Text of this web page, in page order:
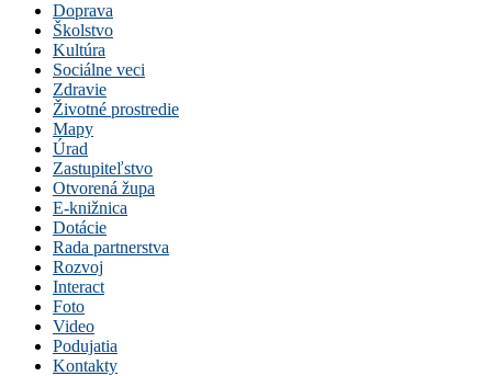
Doprava
Školstvo
Kultúra
Sociálne veci
Zdravie
Životné prostredie
Mapy
Úrad
Zastupiteľstvo
Otvorená župa
E-knižnica
Dotácie
Rada partnerstva
Rozvoj
Interact
Foto
Video
Podujatia
Kontakty